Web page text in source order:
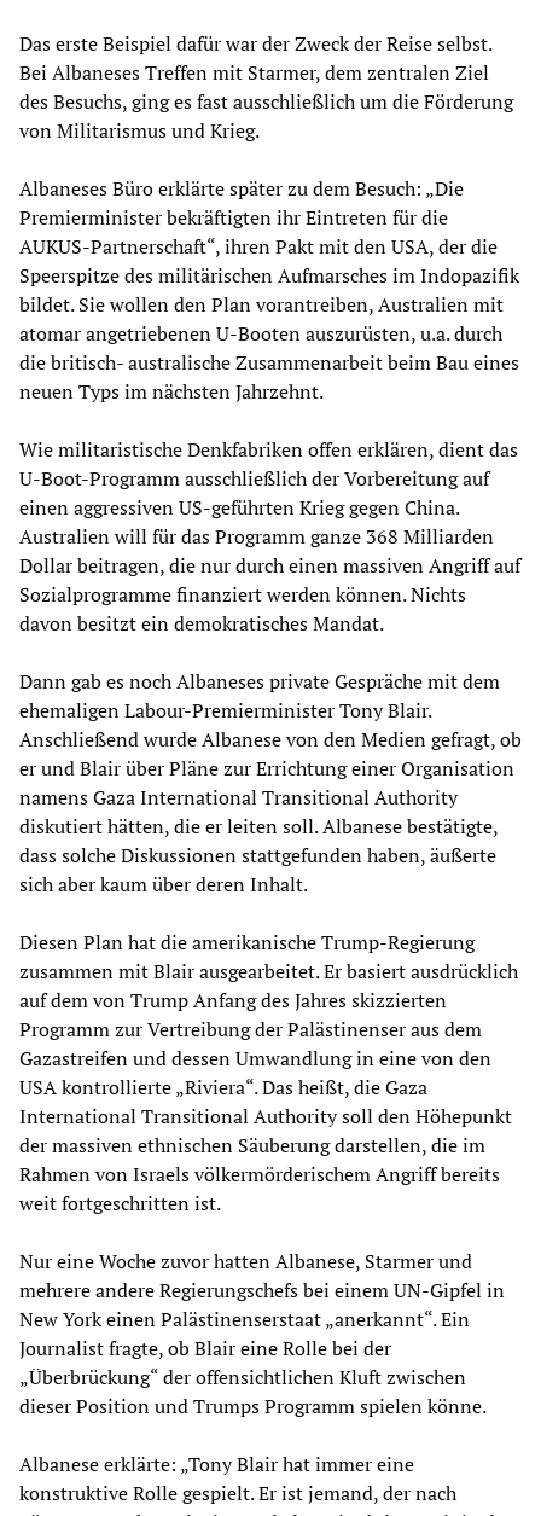
Das erste Beispiel dafür war der Zweck der Reise selbst.
Bei Albaneses Treffen mit Starmer, dem zentralen Ziel
des Besuchs, ging es fast ausschließlich um die Förderung
von Militarismus und Krieg.
Albaneses Büro erklärte später zu dem Besuch: „Die
Premierminister bekräftigten ihr Eintreten für die
AUKUS-Partnerschaft“, ihren Pakt mit den USA, der die
Speerspitze des militärischen Aufmarsches im Indopazifik
bildet. Sie wollen den Plan vorantreiben, Australien mit
atomar angetriebenen U-Booten auszurüsten, u.a. durch
die britisch- australische Zusammenarbeit beim Bau eines
neuen Typs im nächsten Jahrzehnt.
Wie militaristische Denkfabriken offen erklären, dient das
U-Boot-Programm ausschließlich der Vorbereitung auf
einen aggressiven US-geführten Krieg gegen China.
Australien will für das Programm ganze 368 Milliarden
Dollar beitragen, die nur durch einen massiven Angriff auf
Sozialprogramme finanziert werden können. Nichts
davon besitzt ein demokratisches Mandat.
Dann gab es noch Albaneses private Gespräche mit dem
ehemaligen Labour-Premierminister Tony Blair.
Anschließend wurde Albanese von den Medien gefragt, ob
er und Blair über Pläne zur Errichtung einer Organisation
namens Gaza International Transitional Authority
diskutiert hätten, die er leiten soll. Albanese bestätigte,
dass solche Diskussionen stattgefunden haben, äußerte
sich aber kaum über deren Inhalt.
Diesen Plan hat die amerikanische Trump-Regierung
zusammen mit Blair ausgearbeitet. Er basiert ausdrücklich
auf dem von Trump Anfang des Jahres skizzierten
Programm zur Vertreibung der Palästinenser aus dem
Gazastreifen und dessen Umwandlung in eine von den
USA kontrollierte „Riviera“. Das heißt, die Gaza
International Transitional Authority soll den Höhepunkt
der massiven ethnischen Säuberung darstellen, die im
Rahmen von Israels völkermörderischem Angriff bereits
weit fortgeschritten ist.
Nur eine Woche zuvor hatten Albanese, Starmer und
mehrere andere Regierungschefs bei einem UN-Gipfel in
New York einen Palästinenserstaat „anerkannt“. Ein
Journalist fragte, ob Blair eine Rolle bei der
„Überbrückung“ der offensichtlichen Kluft zwischen
dieser Position und Trumps Programm spielen könne.
Albanese erklärte: „Tony Blair hat immer eine
konstruktive Rolle gespielt. Er ist jemand, der nach